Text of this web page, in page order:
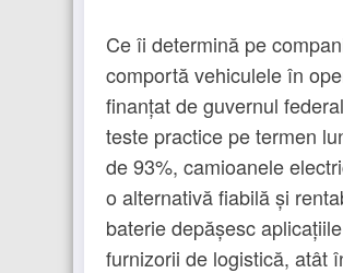
Ce îi determină pe
comportă vehiculele în
finanțat de guvernul
teste practice pe termen
de 93%, camioanele
o alternativă fiabilă și
baterie depășesc
furnizorii de logistică, atât